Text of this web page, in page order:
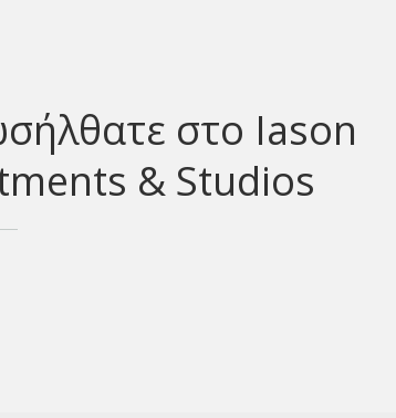
στο Iason
& Studios